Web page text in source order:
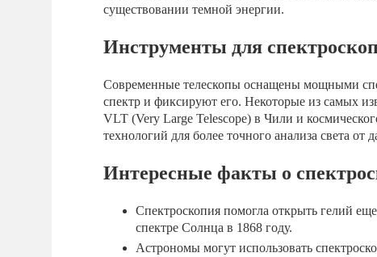
существовании темной энергии.
Инструменты для
Современные телескопы оснащены мощными
спектр и фиксируют его. Некоторые из самых
VLT (Very Large Telescope) в Чили и
технологий для более точного анализа света от
Интересные факты о
Спектроскопия помогла открыть гелий
спектре Солнца в 1868 году.
Астрономы могут использовать